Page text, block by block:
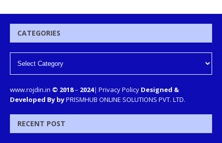
CATEGORIES
www.rojdin.in © 2018– 2024| Privacy Policy Designed &
Developed By byPRISMHUB ONLINE SOLUTIONS PVT. LTD.
RECENT POST